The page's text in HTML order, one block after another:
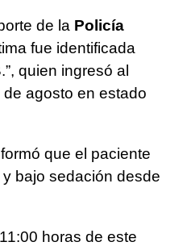
de la Policía
fue identificada
quien ingresó al
agosto en estado
que el paciente
bajo sedación desde
horas de este